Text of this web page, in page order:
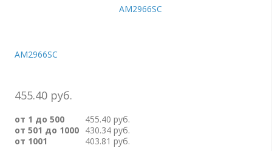
AM2966SC
455.40 руб.
от 1 до 500
455.40 руб.
от 501 до 1000 430.34 руб.
от 1001
403.81 руб.